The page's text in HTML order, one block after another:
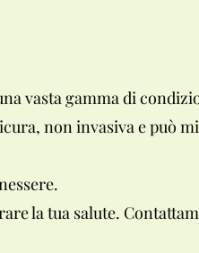
vasta gamma di
non invasiva e può
la tua salute.